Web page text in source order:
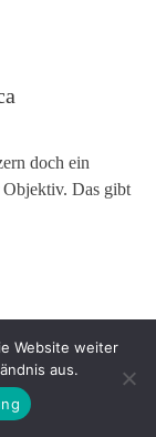
doch ein
Objektiv. Das gibt
Website weiter
aus.